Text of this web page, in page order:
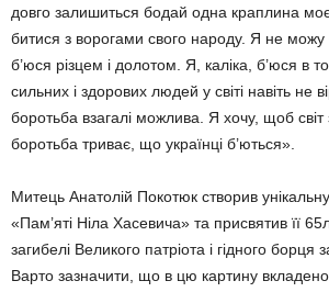
довго залишиться бодай одна краплина
битися з ворогами свого народу. Я не
б’юся різцем і долотом. Я, каліка, б’юся в
сильних і здорових людей у світі навіть не
боротьба взагалі можлива. Я хочу, щоб
боротьба триває, що українці б’ються».
Митець Анатолій Покотюк створив
«Пам’яті Ніла Хасевича» та присвятив її
загибелі Великого патріота і гідного борця
Варто зазначити, що в цю картину вкладено